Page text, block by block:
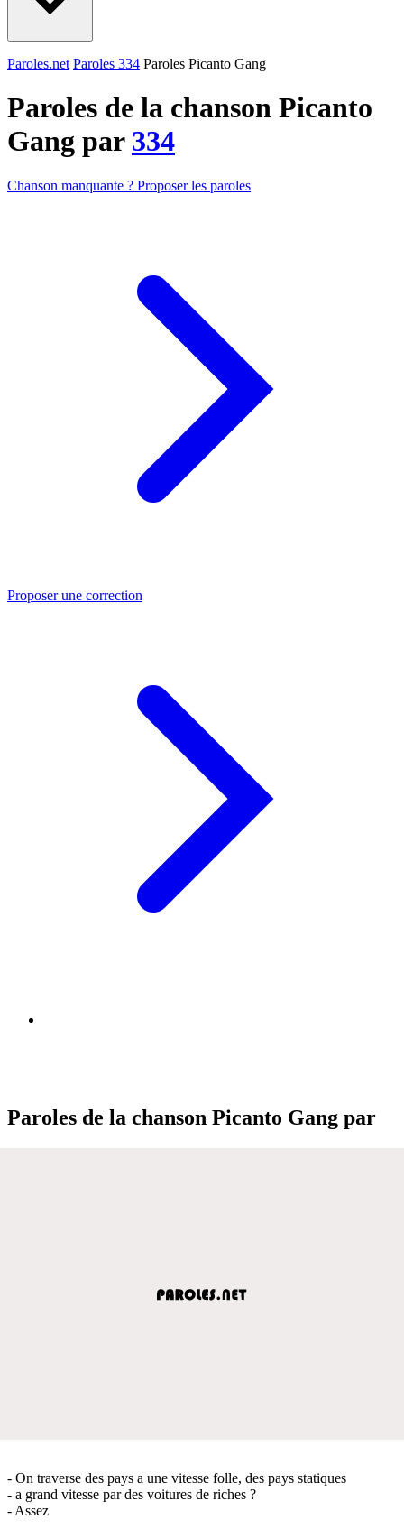
Paroles.net Paroles 334 Paroles Picanto Gang
Paroles de la chanson Picanto
Gang par 334
Chanson manquante ? Proposer les paroles
Proposer une correction
Paroles de la chanson Picanto Gang par
- On traverse des pays a une vitesse folle, des pays statiques
- a grand vitesse par des voitures de riches ?
- Assez